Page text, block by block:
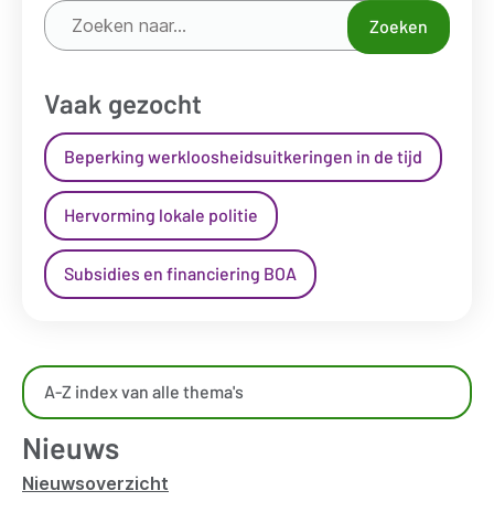
Zoeken
naar...
Zoeken
Vaak gezocht
Beperking werkloosheidsuitkeringen in de tijd
Hervorming lokale politie
Subsidies en financiering BOA
Overzicht
kennisdomeinen
A-Z index van alle thema's
Nieuws
Nieuwsoverzicht